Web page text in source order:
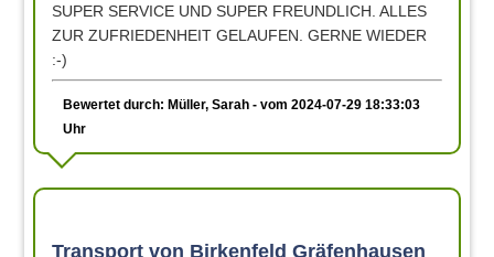
SUPER SERVICE UND SUPER FREUNDLICH. ALLES
ZUR ZUFRIEDENHEIT GELAUFEN. GERNE WIEDER
:-)
Bewertet durch: Müller, Sarah - vom 2024-07-29 18:33:03
Uhr
Transport von Birkenfeld Gräfenhausen